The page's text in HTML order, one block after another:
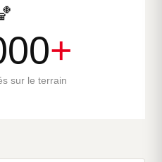
+
sur le terrain